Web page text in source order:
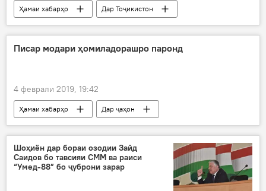
Ҳамаи хабарҳо Дар Тоҷикистон
Писар модари ҳомиладорашро паронд
4 феврали 2019, 19:42
Ҳамаи хабарҳо
Дар ҷаҳон
тирпаронӣ
кудак Амрико
Шоҳиён дар бораи озодии Зайд
Саидов бо тавсияи СММ ва раиси
“Умед-88” бо ҷуброни зарар